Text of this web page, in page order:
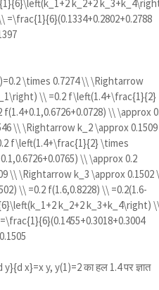
k_2+2
\times 0.7274 \\ \Rightarrow
\\ =0.2 f\left(1.4+\frac{1}{2}
\\ \approx
\\ \Rightarrow k_2 \approx
f\left(1.4+\frac{1}{2} \times
\\ \approx 0.2
\\ \Rightarrow k_3 \approx 0.1502
\\ =0.2 f(1.6,0.8228) \\ =0.2(1.6-
k_2+2 k_3+k_4\right)
y}{d x}=x y, y(1)=2 का हल 1.4 पर ज्ञात